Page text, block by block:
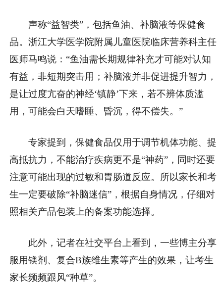
声称“益智类”，包括鱼油、补脑液等保健食
品。浙江大学医学院附属儿童医院临床营养科主任
医师马鸣说：“鱼油需长期规律补充才可能对认知
有益，非短期突击用；补脑液并非促进提升智力，
是让过度亢奋的神经‘镇静’下来，若不辨体质滥
用，可能会白天嗜睡、昏沉，得不偿失。”
专家提到，保健食品仅用于调节机体功能、提
高抵抗力，不能治疗疾病更不是“神药”，同时还要
注意可能出现的过敏和胃肠道反应。所以家长和考
生一定要破除“补脑迷信”，根据自身情况，仔细对
照相关产品包装上的备案功能选择。
此外，记者在社交平台上看到，一些博主分享
服用镁剂、复合B族维生素等产生的效果，让考生
家长频频跟风“种草”。